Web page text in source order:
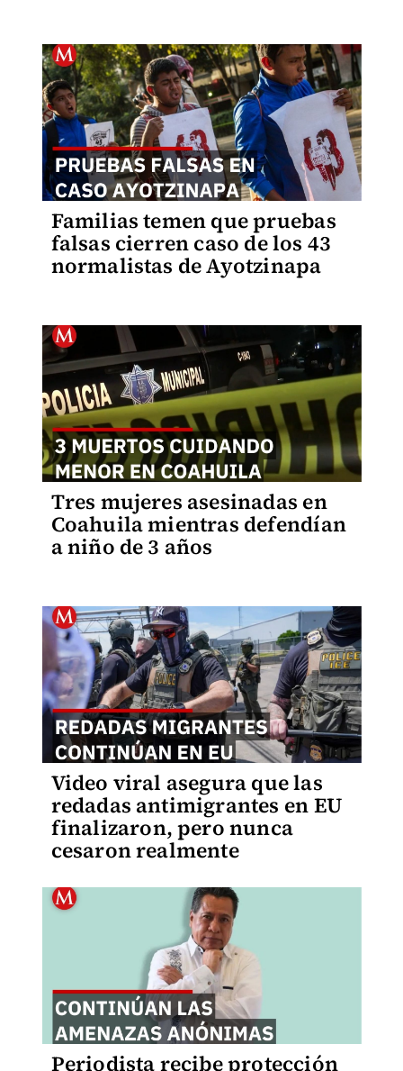
Familias temen que pruebas
falsas cierren caso de los 43
normalistas de Ayotzinapa
Tres mujeres asesinadas en
Coahuila mientras defendían
a niño de 3 años
Video viral asegura que las
redadas antimigrantes en EU
finalizaron, pero nunca
cesaron realmente
Periodista recibe protección